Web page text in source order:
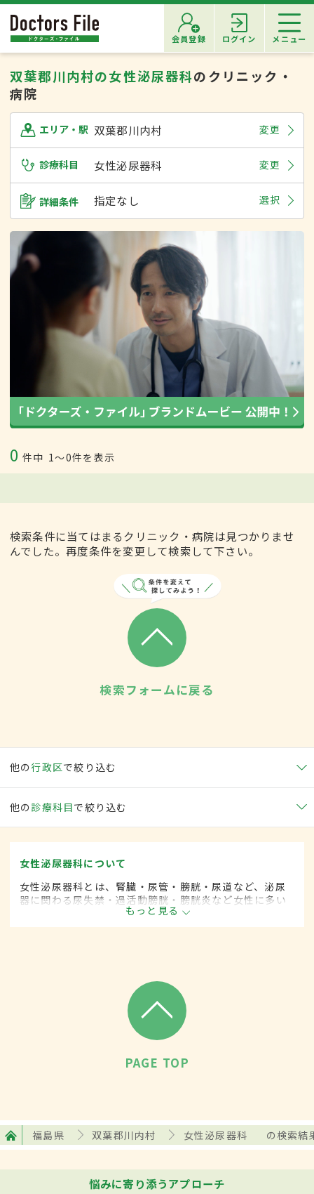
会員登録 ログイン メニュー
双葉郡川内村の女性泌尿器科のクリニック・
病院
エリア・駅 双葉郡川内村 変更
診療科目 女性泌尿器科 変更
詳細条件 指定なし 選択
0 件中 1〜0件を表示
検索条件に当てはまるクリニック・病院は見つかりませ
んでした。再度条件を変更して検索して下さい。
検索フォームに戻る
他の行政区で絞り込む
他の 診療科目で絞り込む
女性泌尿器科について
女性泌尿器科とは、腎臓・尿管・膀胱・尿道など、泌尿
器に関わる尿失禁・過活動膀胱・膀胱炎など女性に多い
とされる疾患を専門的に取り扱います。
もっと見る
PAGE TOP
福島県 双葉郡川内村 女性泌尿器科 の検索結
悩みに寄り添うアプローチ